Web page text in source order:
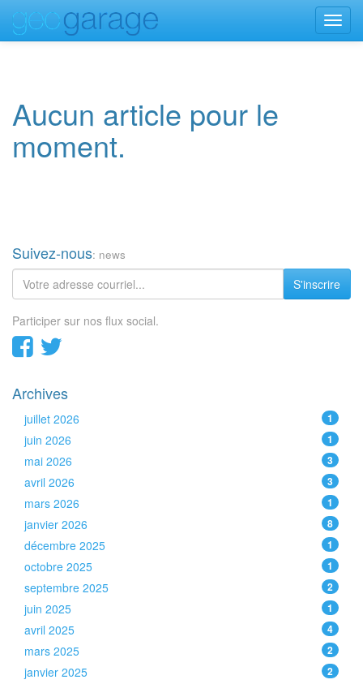
Aucun article pour le
moment.
Suivez-nous: news
S'inscrire
Participer sur nos flux social.
Archives
juillet 2026 1
juin 2026 1
mai 2026 3
avril 2026 3
mars 2026 1
janvier 2026 8
décembre 2025 1
octobre 2025 1
septembre 2025 2
juin 2025 1
avril 2025 4
mars 2025 2
janvier 2025 2